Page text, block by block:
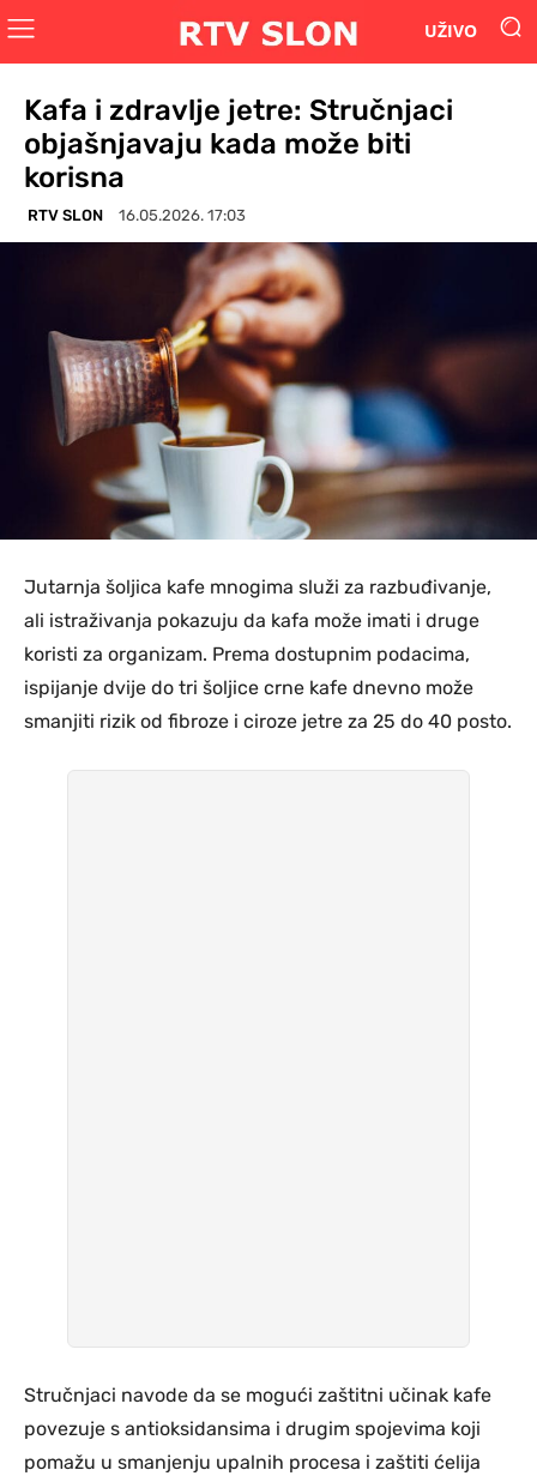
UŽIVO
Kafa i zdravlje jetre: Stručnjaci
objašnjavaju kada može biti
korisna
RTV SLON 16.05.2026. 17:03
Jutarnja šoljica kafe mnogima služi za razbuđivanje,
ali istraživanja pokazuju da kafa može imati i druge
koristi za organizam. Prema dostupnim podacima,
ispijanje dvije do tri šoljice crne kafe dnevno može
smanjiti rizik od fibroze i ciroze jetre za 25 do 40 posto.
Stručnjaci navode da se mogući zaštitni učinak kafe
povezuje s antioksidansima i drugim spojevima koji
pomažu u smanjenju upalnih procesa i zaštiti ćelija